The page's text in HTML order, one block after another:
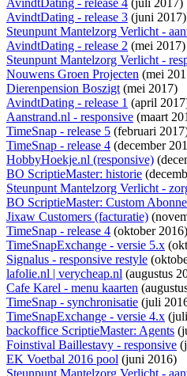
AvindtDating - release 4 (juli 2017)
AvindtDating - release 3 (juni 2017)
Steunpunt Mantelzorg Verlicht -
AvindtDating - release 2 (mei 2017)
Steunpunt Mantelzorg Verlicht -
Nouwens Groen Projecten (mei
Dierenpension Boszigt(mei 2017)
AvindtDating - release 1 (april
Aanstrand.nl - responsive (maart
TimeSnap - release 5 (februari
TimeSnap - release 4 (december
HobbyHoekje.nl (responsive)
BO ScriptieMaster: historie
Steunpunt Mantelzorg Verlicht -
BO ScriptieMaster: Custom
Jixaw Customers (facturatie)
TimeSnap - release 4 (oktober 2016)
TimeSnapExchange - versie 5.x
Signalus - responsive restyle
lafolie.nl | verycheap.nl (augustus
Cafe Karel - menu kaarten
TimeSnap - synchronisatie (juli
TimeSnapExchange - versie 4.x
backoffice ScriptieMaster: Agents
Foinstival Baillestavy - responsive
EK Voetbal 2016 pool (juni 2016)